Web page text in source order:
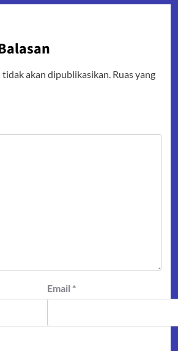
akan dipublikasikan. Ruas yang
Email *